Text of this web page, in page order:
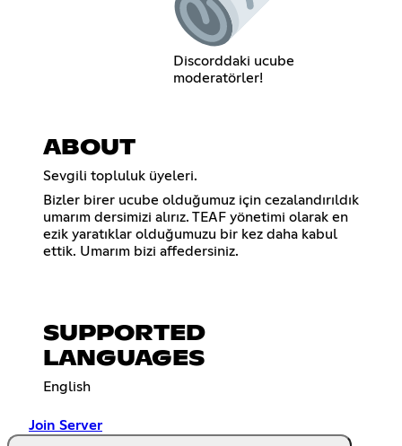
Discorddaki ucube
moderatörler!
ABOUT
Sevgili topluluk üyeleri.
Bizler birer ucube olduğumuz için cezalandırıldık
umarım dersimizi alırız. TEAF yönetimi olarak en
ezik yaratıklar olduğumuzu bir kez daha kabul
ettik. Umarım bizi affedersiniz.
SUPPORTED
LANGUAGES
English
Join Server